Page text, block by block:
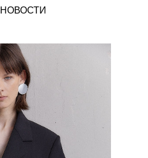
НОВОСТИ